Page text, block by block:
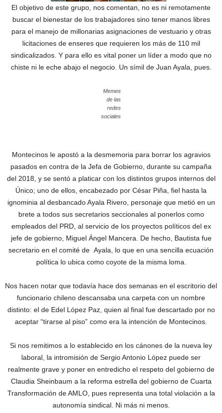
El objetivo de este grupo, nos comentan, no es ni remotamente
buscar el bienestar de los trabajadores sino tener manos libres
para el manejo de millonarias asignaciones de vestuario y otras
licitaciones de enseres que requieren los más de 110 mil
sindicalizados. Y para ello es vital poner un líder a modo que no
chiste ni le eche abajo el negocio. Un símil de Juan Ayala, pues.
Memes
de las
redes
sociales
Montecinos le apostó a la desmemoria para borrar los agravios
pasados en contra de la Jefa de Gobierno, durante su campaña
del 2018, y se sentó a platicar con los distintos grupos internos del
Único; uno de ellos, encabezado por César Piña, fiel hasta la
ignominia al desbancado Ayala Rivero, personaje que metió en un
brete a todos sus secretarios seccionales al ponerlos como
empleados del PRD, al servicio de los proyectos políticos del ex
jefe de gobierno, Miguel Ángel Mancera. De hecho, Bautista fue
secretario en el comité de Ayala, lo que en una sencilla ecuación
política lo ubica como coyote de la misma loma.
Nos hacen notar que todavía hace dos semanas en el escritorio del
funcionario chileno descansaba una carpeta con un nombre
distinto: el de Edel López Paz, quien al final fue descartado por no
aceptar “tirarse al piso” como era la intención de Montecinos.
Si nos remitimos a lo establecido en los cánones de la nueva ley
laboral, la intromisión de Sergio Antonio López puede ser
realmente grave y poner en entredicho el respeto del gobierno de
Claudia Sheinbaum a la reforma estrella del gobierno de Cuarta
Transformación de AMLO, pues representa una total violación a la
autonomía sindical. Ni más ni menos.